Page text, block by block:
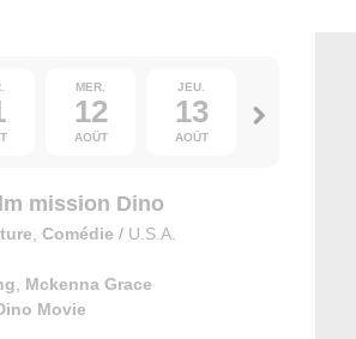
MER.
12
AOÛT
JEU.
13
AOÛT
mission Dino
Comédie / U.S.A.
Mckenna Grace
Movie